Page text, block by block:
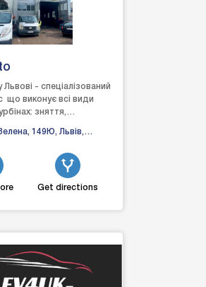
- спеціалізований
що виконує всі види
зняття,
виготовлен...
149Ю, Львів,
Get directions